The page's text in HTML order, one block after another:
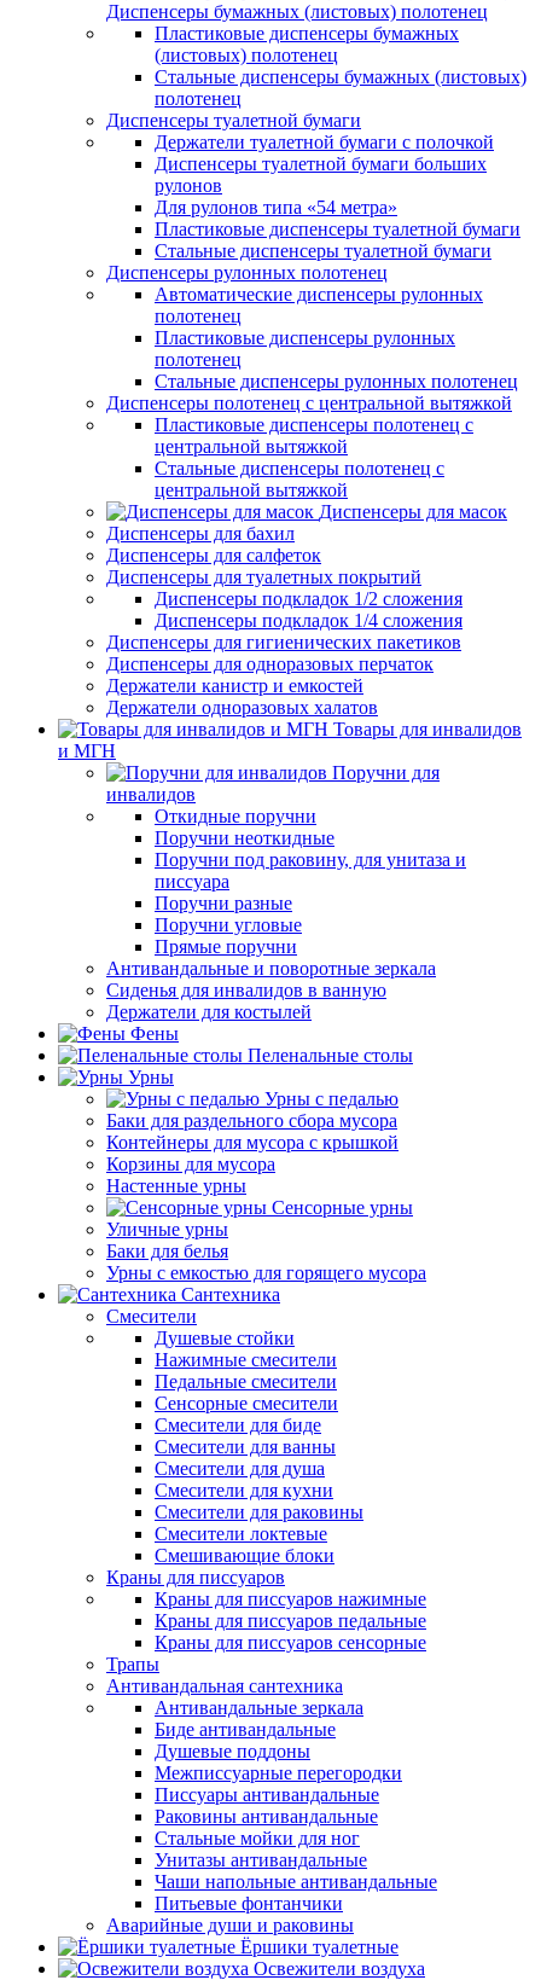
Диспенсеры бумажных (листовых) полотенец
Пластиковые диспенсеры бумажных
(листовых) полотенец
Стальные диспенсеры бумажных (листовых)
полотенец
Диспенсеры туалетной бумаги
Держатели туалетной бумаги с полочкой
Диспенсеры туалетной бумаги больших
рулонов
Для рулонов типа «54 метра»
Пластиковые диспенсеры туалетной бумаги
Стальные диспенсеры туалетной бумаги
Диспенсеры рулонных полотенец
Автоматические диспенсеры рулонных
полотенец
Пластиковые диспенсеры рулонных
полотенец
Стальные диспенсеры рулонных полотенец
Диспенсеры полотенец с центральной вытяжкой
Пластиковые диспенсеры полотенец с
центральной вытяжкой
Стальные диспенсеры полотенец с
центральной вытяжкой
Диспенсеры для масок
Диспенсеры для бахил
Диспенсеры для салфеток
Диспенсеры для туалетных покрытий
Диспенсеры подкладок 1/2 сложения
Диспенсеры подкладок 1/4 сложения
Диспенсеры для гигиенических пакетиков
Диспенсеры для одноразовых перчаток
Держатели канистр и емкостей
Держатели одноразовых халатов
Товары для инвалидов
и МГН
Поручни для
инвалидов
Откидные поручни
Поручни неоткидные
Поручни под раковину, для унитаза и
писсуара
Поручни разные
Поручни угловые
Прямые поручни
Антивандальные и поворотные зеркала
Сиденья для инвалидов в ванную
Держатели для костылей
Фены
Пеленальные столы
Урны
Урны с педалью
Баки для раздельного сбора мусора
Контейнеры для мусора с крышкой
Корзины для мусора
Настенные урны
Сенсорные урны
Уличные урны
Баки для белья
Урны с емкостью для горящего мусора
Сантехника
Смесители
Душевые стойки
Нажимные смесители
Педальные смесители
Сенсорные смесители
Смесители для биде
Смесители для ванны
Смесители для душа
Смесители для кухни
Смесители для раковины
Смесители локтевые
Смешивающие блоки
Краны для писсуаров
Краны для писсуаров нажимные
Краны для писсуаров педальные
Краны для писсуаров сенсорные
Трапы
Антивандальная сантехника
Антивандальные зеркала
Биде антивандальные
Душевые поддоны
Межписсуарные перегородки
Писсуары антивандальные
Раковины антивандальные
Стальные мойки для ног
Унитазы антивандальные
Чаши напольные антивандальные
Питьевые фонтанчики
Аварийные души и раковины
Ёршики туалетные
Освежители воздуха